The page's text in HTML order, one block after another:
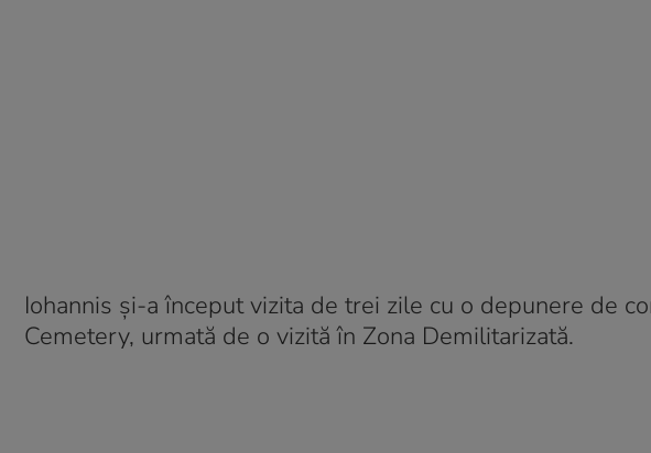
Iohannis și-a început vizita de trei zile cu o depunere de
Cemetery, urmată de o vizită în Zona Demilitarizată.